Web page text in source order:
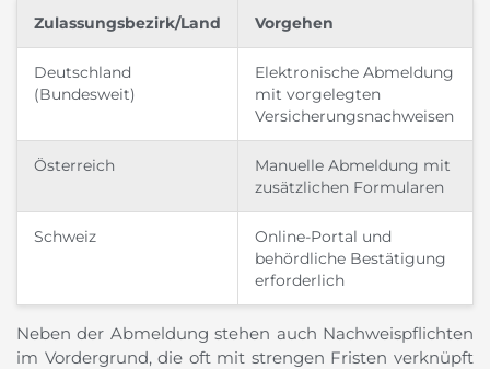
Zulassungsbezirk/Land Vorgehen
Deutschland
(Bundesweit)
Elektronische Abmeldung
mit vorgelegten
Versicherungsnachweisen
Österreich
Manuelle Abmeldung mit
zusätzlichen Formularen
Schweiz
Online-Portal und
behördliche Bestätigung
erforderlich
Neben der Abmeldung stehen auch Nachweispflichten
im Vordergrund, die oft mit strengen Fristen verknüpft